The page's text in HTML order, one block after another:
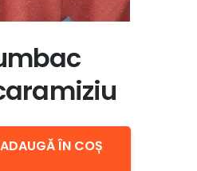
ADAUGĂ ÎN COȘ